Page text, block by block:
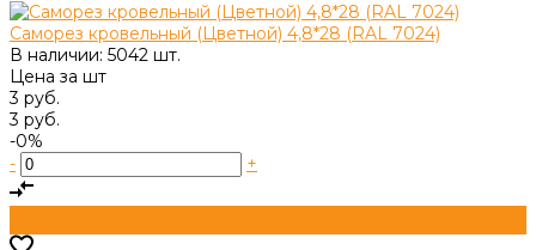
Саморез кровельный (Цветной) 4,8*28 (RAL 7024)
В наличии: 5042 шт.
Цена за шт
3 руб.
3 руб.
-0%
-
+